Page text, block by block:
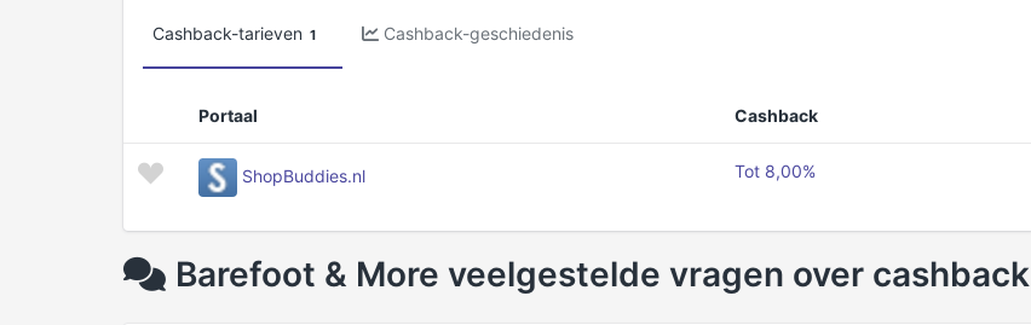
Cashback-tarieven 1 Cashback-geschiedenis
Portaal Cashback
ShopBuddies.nl Tot 8,00%
Barefoot & More veelgestelde vragen over cashback